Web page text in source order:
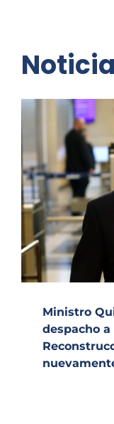
Ministro
despacho